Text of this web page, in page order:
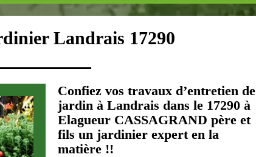
Landrais 17290
Confiez vos travaux d’entretien de
jardin à Landrais dans le 17290 à
Elagueur CASSAGRAND père et
fils un jardinier expert en la
matière !!